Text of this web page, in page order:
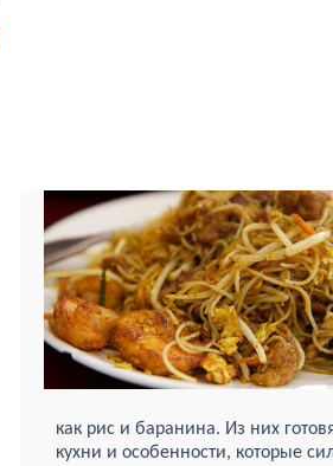
как рис и баранина. Из них
кухни и особенности, которые